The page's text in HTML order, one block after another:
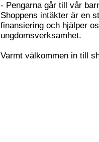
- Pengarna går till vår
Shoppens intäkter är en
finansiering och hjälper
ungdomsverksamhet.
Varmt välkommen in till